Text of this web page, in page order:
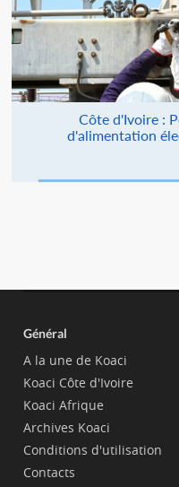
Côte d'Ivoire :
d'alimentation
Général
A la une de Koaci
Koaci Côte d'Ivoire
Koaci Afrique
Archives Koaci
Conditions d'utilisation
Contacts